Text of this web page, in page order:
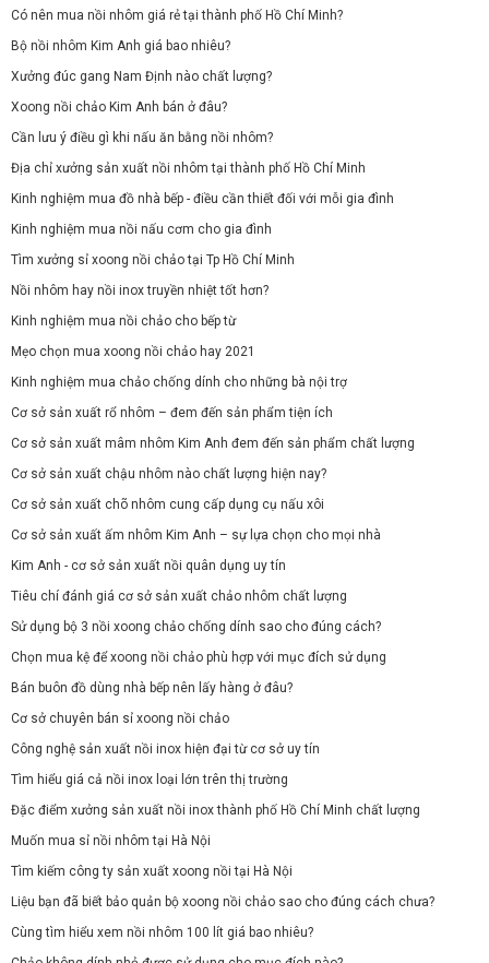
Có nên mua nồi nhôm giá rẻ tại thành phố Hồ Chí Minh?
Bộ nồi nhôm Kim Anh giá bao nhiêu?
Xưởng đúc gang Nam Định nào chất lượng?
Xoong nồi chảo Kim Anh bán ở đâu?
Cần lưu ý điều gì khi nấu ăn bằng nồi nhôm?
Địa chỉ xưởng sản xuất nồi nhôm tại thành phố Hồ Chí Minh
Kinh nghiệm mua đồ nhà bếp - điều cần thiết đối với mỗi gia đình
Kinh nghiệm mua nồi nấu cơm cho gia đình
Tìm xưởng sỉ xoong nồi chảo tại Tp Hồ Chí Minh
Nồi nhôm hay nồi inox truyền nhiệt tốt hơn?
Kinh nghiệm mua nồi chảo cho bếp từ
Mẹo chọn mua xoong nồi chảo hay 2021
Kinh nghiệm mua chảo chống dính cho những bà nội trợ
Cơ sở sản xuất rổ nhôm – đem đến sản phẩm tiện ích
Cơ sở sản xuất mâm nhôm Kim Anh đem đến sản phẩm chất lượng
Cơ sở sản xuất chậu nhôm nào chất lượng hiện nay?
Cơ sở sản xuất chõ nhôm cung cấp dụng cụ nấu xôi
Cơ sở sản xuất ấm nhôm Kim Anh – sự lựa chọn cho mọi nhà
Kim Anh - cơ sở sản xuất nồi quân dụng uy tín
Tiêu chí đánh giá cơ sở sản xuất chảo nhôm chất lượng
Sử dụng bộ 3 nồi xoong chảo chống dính sao cho đúng cách?
Chọn mua kệ để xoong nồi chảo phù hợp với mục đích sử dụng
Bán buôn đồ dùng nhà bếp nên lấy hàng ở đâu?
Cơ sở chuyên bán sỉ xoong nồi chảo
Công nghệ sản xuất nồi inox hiện đại từ cơ sở uy tín
Tìm hiểu giá cả nồi inox loại lớn trên thị trường
Đặc điểm xưởng sản xuất nồi inox thành phố Hồ Chí Minh chất lượng
Muốn mua sỉ nồi nhôm tại Hà Nội
Tìm kiếm công ty sản xuất xoong nồi tại Hà Nội
Liệu bạn đã biết bảo quản bộ xoong nồi chảo sao cho đúng cách chưa?
Cùng tìm hiểu xem nồi nhôm 100 lít giá bao nhiêu?